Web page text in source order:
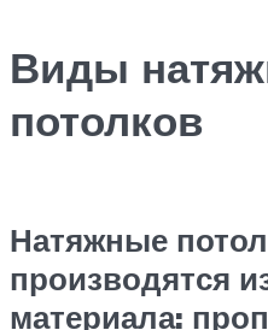
Виды
потолков
Натяжные
производятся
материала: